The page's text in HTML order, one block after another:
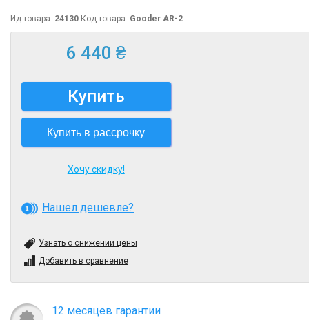
Ид товара: 24130 Код товара: Gooder AR-2
6 440 ₴
Купить
Купить в рассрочку
Хочу скидку!
Нашел дешевле?
Узнать о снижении цены
Добавить в сравнение
12 месяцев гарантии